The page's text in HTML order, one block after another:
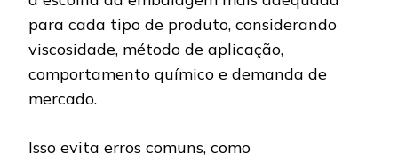
para cada tipo de produto, considerando
viscosidade, método de aplicação,
comportamento químico e demanda de
mercado.
Isso evita erros comuns, como